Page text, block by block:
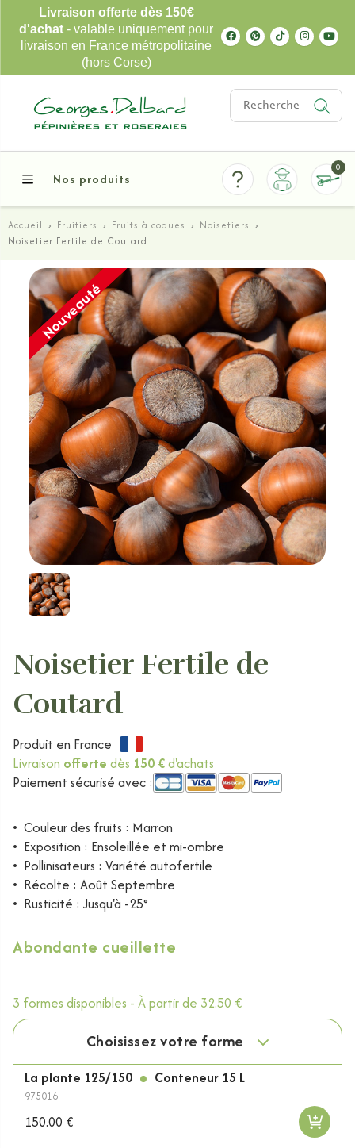
Livraison offerte dès 150€
d'achat - valable uniquement pour
livraison en France métropolitaine
(hors Corse)
Nos produits
0
Accueil › Fruitiers › Fruits à coques › Noisetiers ›
Noisetier Fertile de Coutard
Nouveauté
Noisetier Fertile de
Coutard
Produit en France
Livraison offerte dès 150 €d'achats
Paiement sécurisé avec :
• Couleur des fruits : Marron
• Exposition : Ensoleillée et mi-ombre
• Pollinisateurs : Variété autofertile
• Récolte : Août Septembre
• Rusticité : Jusqu'à -25°
Abondante cueillette
3 formes disponibles - À partir de 32.50 €
Choisissez votre forme
La plante 125/150 Conteneur 15 L
975016
150.00 €